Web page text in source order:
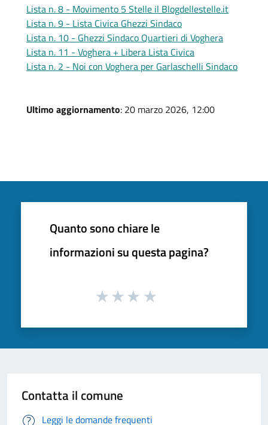
Lista n. 8 - Movimento 5 Stelle il Blogdellestelle.it
Lista n. 9 - Lista Civica Ghezzi Sindaco
Lista n. 10 - Ghezzi Sindaco Quartieri di Voghera
Lista n. 11 - Voghera + Libera Lista Civica
Lista n. 2 - Noi con Voghera per Garlaschelli Sindaco
Ultimo aggiornamento: 20 marzo 2026, 12:00
Quanto sono chiare le
informazioni su questa pagina?
Contatta il comune
Leggi le domande frequenti